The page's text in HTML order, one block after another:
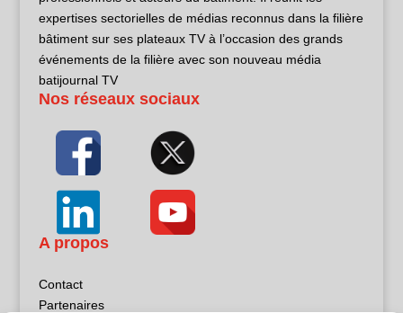
expertises sectorielles de médias reconnus dans la filière
bâtiment sur ses plateaux TV à l’occasion des grands
événements de la filière avec son nouveau média
batijournal TV
Nos réseaux sociaux
A propos
Contact
Partenaires